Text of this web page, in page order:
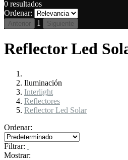
0 resultados
Ordenar:
Anterior 1 Siguiente
Reflector Led
Iluminación
Interlight
Reflectores
Reflector Led Solar
Ordenar:
Filtrar:
Mostrar: